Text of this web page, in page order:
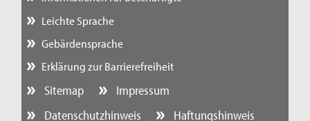
Leichte Sprache
Gebärdensprache
Erklärung zur Barrierefreiheit
Sitemap
Impressum
Datenschutzhinweis
Haftungshinweis